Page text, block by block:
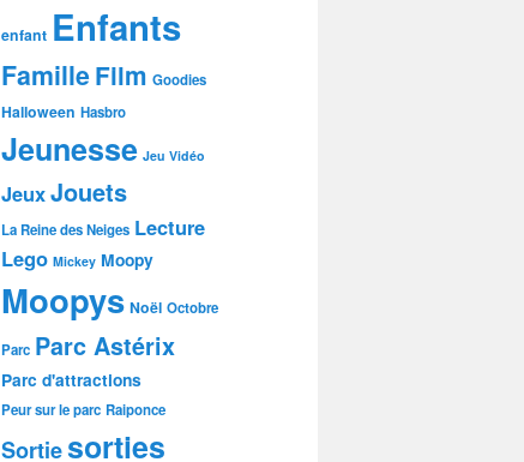
enfant Enfants
FamilleFilm Goodies
Halloween Hasbro
Jeunesse Jeu Vidéo
JeuxJouets
La Reine des Neiges Lecture
Lego Mickey Moopy
Moopys Noël Octobre
Parc Parc Astérix
Parc d'attractions
Peur sur le parc Raiponce
Sortiesorties